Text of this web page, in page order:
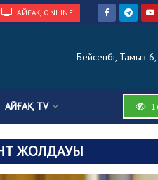
АЙҒАҚ ONLINE
Бейсенбі, Тамыз
АЙҒАҚ TV
ЖОЛДАУЫ